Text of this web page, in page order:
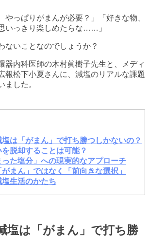
やっぱりがまんが必要？」「好きな物、
いっきり楽しめたらな……」
ないことなのでしょうか？
器内科医師の木村眞樹子先生と、メディ
報松下小夏さんに、減塩のリアルな課題
ました。
は「がまん」で打ち勝つしかないの？
脱却することは可能？
った塩分」への現実的なアプローチ
まん」ではなく「前向きな選択」
生活のかたち
塩は「がまん」で打ち勝